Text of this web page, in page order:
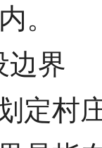
。
边界
定村